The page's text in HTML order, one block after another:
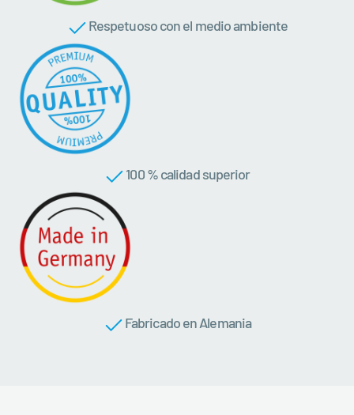
Respetuoso con el medio ambiente
100 % calidad superior
Fabricado en Alemania